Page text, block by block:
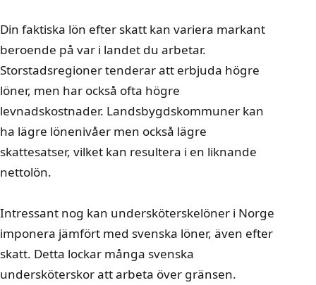
Din faktiska lön efter skatt kan variera markant
beroende på var i landet du arbetar.
Storstadsregioner tenderar att erbjuda högre
löner, men har också ofta högre
levnadskostnader. Landsbygdskommuner kan
ha lägre lönenivåer men också lägre
skattesatser, vilket kan resultera i en liknande
nettolön.
Intressant nog kan undersköterskelöner i Norge
imponera jämfört med svenska löner, även efter
skatt. Detta lockar många svenska
undersköterskor att arbeta över gränsen.